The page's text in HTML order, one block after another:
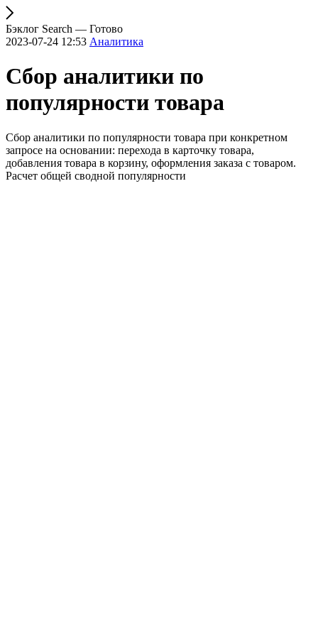
Бэклог Search — Готово
2023-07-24 12:53 Аналитика
Сбор аналитики по
популярности товара
Сбор аналитики по популярности товара при конкретном
запросе на основании: перехода в карточку товара,
добавления товара в корзину, оформления заказа с товаром.
Расчет общей сводной популярности